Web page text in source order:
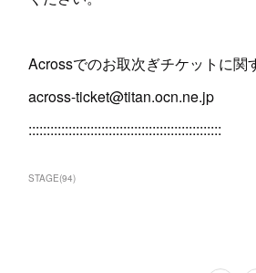
Acrossでのお取次ぎチケットに関
across-ticket@titan.ocn.ne.jp
:::::::::::::::::::::::::::::::::::::::::::::::::::::
STAGE(94)